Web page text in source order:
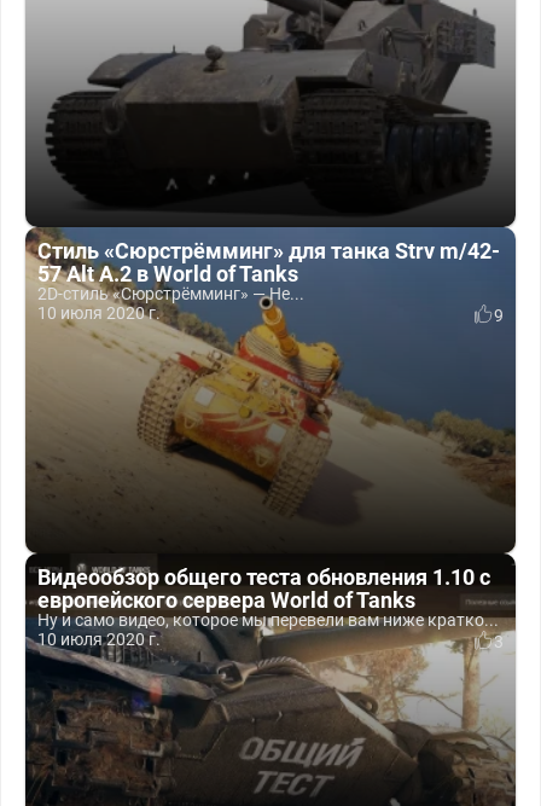
Стиль «Сюрстрёмминг» для танка Strv m/42-
57 Alt A.2 в World of Tanks
2D-стиль «Сюрстрёмминг» — Не...
10 июля 2020 г.
9
Видеообзор общего теста обновления 1.10 с
европейского сервера World of Tanks
Ну и само видео, которое мы перевели вам ниже кратко...
10 июля 2020 г.
3